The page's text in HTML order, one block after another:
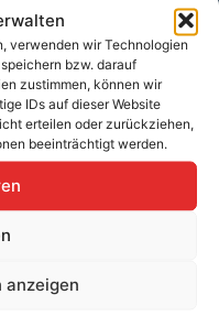
verwenden wir Technologien
bzw. darauf
zustimmen, können wir
IDs auf dieser Website
erteilen oder zurückziehen,
beeinträchtigt werden.
anzeigen